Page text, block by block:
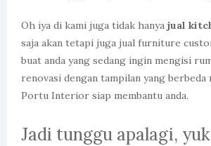
Oh iya di kami juga tidak hanya jual
saja akan tetapi juga jual furniture
buat anda yang sedang ingin mengisi
renovasi dengan tampilan yang berbeda
Portu Interior siap membantu anda.
Jadi tunggu apalagi,